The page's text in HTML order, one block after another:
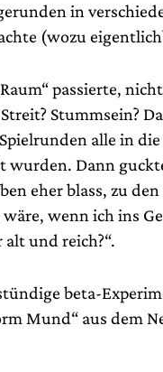
in
(wozu
passierte,
Stummsein?
alle in die
wurden. Dann
eher blass, zu den
wenn ich ins
und reich?“.
beta-
Mund“ aus dem